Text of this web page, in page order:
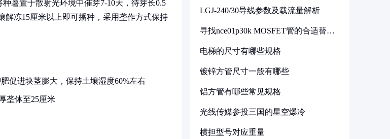
薯置于散射光环境中催芽7-10天，待芽长0.5
解冻15厘米以上即可播种，采用垄作方式保持
促进块茎膨大，保持土壤湿度60%左右
垄体至25厘米
LGJ-240/30导线参数及载流量解析
寻找nce01p30k MOSFET管的合适替代
电梯的尺寸有哪些规格
镀锌方管尺寸一般有哪些
铝方管有哪些常见规格
光线传媒参投三国的星空爆冷
横担型号对应重量